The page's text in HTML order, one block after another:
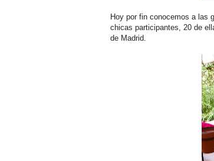
Hoy por fin conocemos a las
chicas participantes, 20 de
de Madrid.